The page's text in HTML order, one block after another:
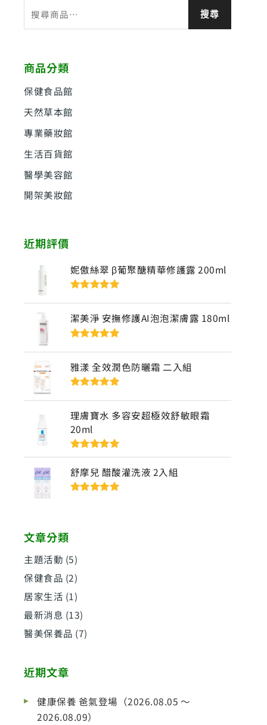
尋
字
:
搜尋
商品分類
保健食品館
天然草本館
專業藥妝館
生活百貨館
醫學美容館
開架美妝館
近期評價
妮傲絲翠 β葡聚醣精華修護露 200ml
5
潔美淨 安撫修護AI泡泡潔膚露 180ml
5
雅漾 全效潤色防曬霜 二入組
5
理膚寶水 多容安超極效舒敏眼霜
20ml
評分5滿分
5
舒摩兒 醋酸灌洗液 2入組
文章分類
主題活動 (5)
保健食品 (2)
居家生活 (1)
最新消息 (13)
醫美保養品 (7)
近期文章
健康保養 爸氣登場（2026.08.05 ～
2026.08.09）